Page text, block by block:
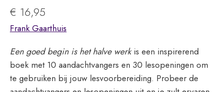
€ 16,95
Frank Gaarthuis
Een goed begin is het halve werkis een inspirerend
boek met 10 aandachtvangers en 30 lesopeningen om
te gebruiken bij jouw lesvoorbereiding. Probeer de